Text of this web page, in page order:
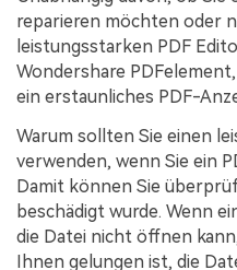
reparieren möchten oder
leistungsstarken PDF
Wondershare
ein erstaunliches PDF-
Warum sollten Sie einen
verwenden, wenn Sie ein
Damit können Sie
beschädigt wurde. Wenn
die Datei nicht öffnen
Ihnen gelungen ist, die